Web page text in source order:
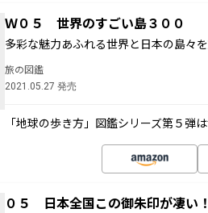
Ｗ０５ 世界のすごい島３００
多彩な魅力あふれる世界と日本の島々
旅の図鑑
2021.05.27 発売
「地球の歩き方」図鑑シリーズ第５弾
０５ 日本全国この御朱印が凄